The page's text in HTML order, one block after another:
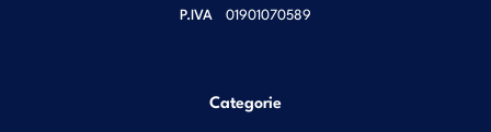
P.IVA 01901070589
Categorie